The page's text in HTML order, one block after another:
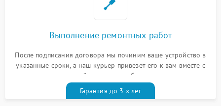
Выполнение ремонтных работ
После подписания договора мы починим ваше устройство в
указанные сроки, а наш курьер привезет его к вам вместе с
гарантийным талоном бесплатно
Гарантия до 3-х лет